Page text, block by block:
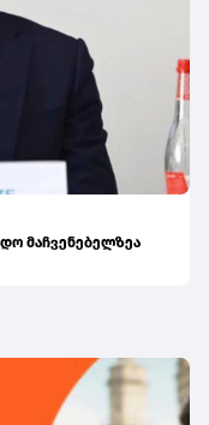
მაჩვენებელზეა